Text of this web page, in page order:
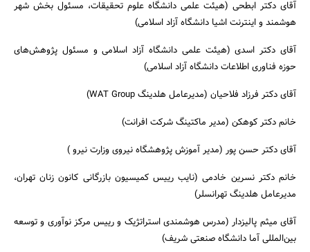
آقای دکتر ابطحی (هیئت علمی دانشگاه علوم تحقیقات، مسئول بخش شهر
هوشمند و اینترنت اشیا دانشگاه آزاد اسلامی)
آقای دکتر اسدی (هیئت علمی دانشگاه آزاد اسلامی و مسئول پژوهش‌های
حوزه فناوری اطلاعات دانشگاه آزاد اسلامی)
آقای دکتر فرزاد فلاحیان (مدیرعامل هلدینگ WAT Group)
خانم دکتر کوهکن (مدیر ماکتینگ شرکت افرانت)
آقای دکتر حسن پور (مدیر آموزش پژوهشگاه نیروی وزارت نیرو )
خانم دکتر نسرین خادمی (نایب رییس کمیسیون بازرگانی کانون زنان تهران،
مدیرعامل هلدینگ تهرانسلر)
آقای میثم پالیزدار (مدرس هوشمندی استراتژیک و رییس مرکز نوآوری و توسعه
بین‌المللی آما دانشگاه صنعتی شریف)